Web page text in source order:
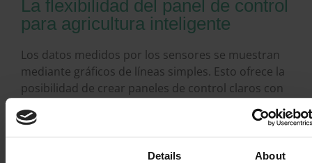
Details About
La flexibilidad del panel de control
para agricultura inteligente
Los datos medidos por los sensores se muestran
mediante gráficos de líneas simples. Esto ofrece la
posibilidad de crear paneles de control claros con
los datos que desea ver. Por ejemplo, cree un
panel de control con gráficos individuales para
cada sensor que tenga. O cree un gráfico
combinado, en el que se puedan mostrar los datos